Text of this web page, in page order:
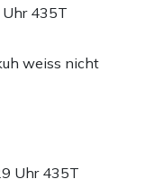
Uhr 435T
weiss nicht
Uhr 435T